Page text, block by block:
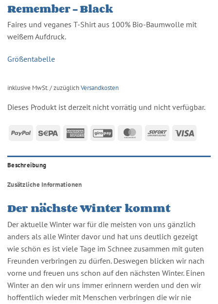
Remember – Black
Faires und veganes T-Shirt aus 100% Bio-Baumwolle mit
weißem Aufdruck.
Größentabelle
inklusive MwSt. / zuzüglichVersandkosten
Dieses Produkt ist derzeit nicht vorrätig und nicht verfügbar.
PayPal Sepa
AmericanGiroPay MasterCardSofort
Beschreibung
Zusätzliche Informationen
Der nächste Winter kommt
Der aktuelle Winter war für die meisten von uns gänzlich
anders als alle Winter davor und hat uns deutlich gezeigt
wie schön es ist viele Tage im Schnee zusammen mit guten
Freunden verbringen zu dürfen. Deswegen blicken wir nach
vorne und freuen uns schon auf den nächsten Winter. Einen
Winter an den wir uns immer erinnern werden und den wir
hoffentlich wieder mit Menschen verbringen die wir nie